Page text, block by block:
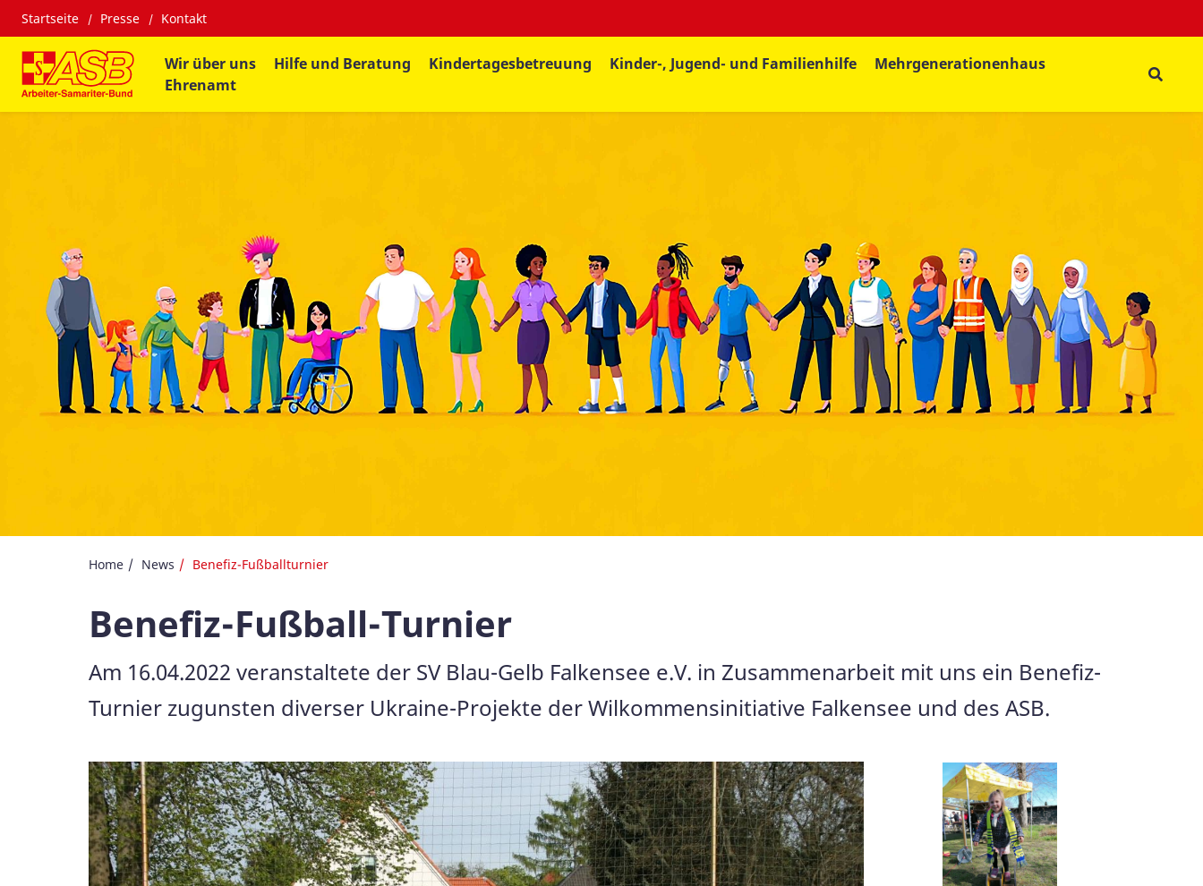
Startseite Presse Kontakt
Wir über uns Hilfe und Beratung Kindertagesbetreuung Kinder-, Jugend- und Familienhilfe
Mehrgenerationenhaus
Ehrenamt
Home News Benefiz-Fußballturnier
Benefiz-Fußball-Turnier
Am 16.04.2022 veranstaltete der SV Blau-Gelb Falkensee e.V. in Zusammenarbeit mit uns ein Benefiz-
Turnier zugunsten diverser Ukraine-Projekte der Wilkommensinitiative Falkensee und des ASB.
Galerie